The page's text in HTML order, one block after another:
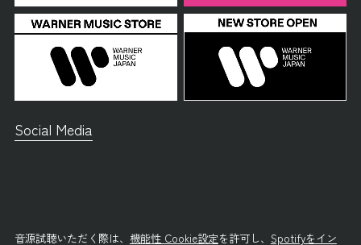
Social Media
音源試聴いただく際は、 機能性 Cookie設定を許可し、 Spotifyをイン